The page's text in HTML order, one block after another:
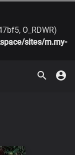
O_RDWR)
sites/m.my-